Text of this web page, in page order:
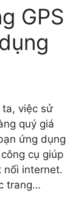
GPS
việc sử
quý giá
ứng dụng
cụ giúp
nối internet.
trang…